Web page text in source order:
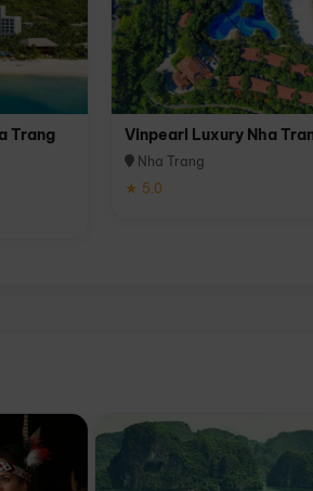
Trang
Vinpearl Luxury Nha
Nha Trang
★ 5.0